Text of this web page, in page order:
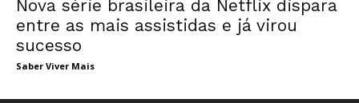
Nova série brasileira da Netflix dispara
entre as mais assistidas e já virou
sucesso
Saber Viver Mais